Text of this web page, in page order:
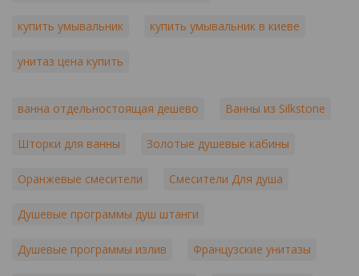
купить умывальник купить умывальник в киеве
унитаз цена купить
ванна отдельностоящая дешево Ванны из Silkstone
Шторки для ванны Золотые душевые кабины
Оранжевые смесители Смесители Для душа
Душевые программы душ штанги
Душевые программы излив Французские унитазы